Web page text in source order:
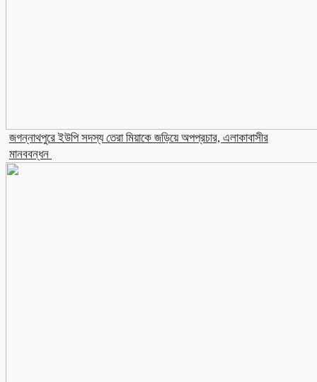
জগন্নাথপুরে ইউপি সদস্য তেরা মিয়াকে জড়িয়ে অপপ্রচার, এলাকাবাসীর
মানববন্ধন